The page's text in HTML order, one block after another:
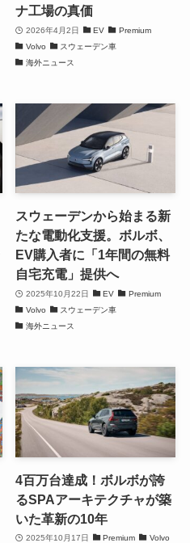
ナ工場の真価
2026年4月2日 EV
Premium
Volvo
スウェーデン車
海外ニュース
スウェーデンから始まる新
たな電動化支援。ボルボ、
EV購入者に「1年間の無料
自宅充電」提供へ
2025年10月22日 EV
Premium
Volvo
スウェーデン車
海外ニュース
4百万台達成！ボルボが誇
るSPAアーキテクチャが築
いた革新の10年
2025年10月17日 Premium
Volvo